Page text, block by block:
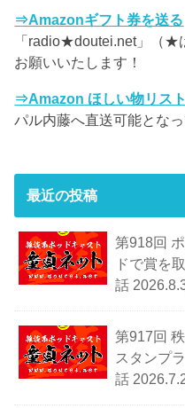
⇒Amazonギフト券を送る
「radio★doutei.net」（★
お願いいたします！
⇒Amazon ほしい物リスト
パル内藤へ直送可能となっ
最近の投稿
第918回
ドで賞を
話
第917回
スタンプ
話